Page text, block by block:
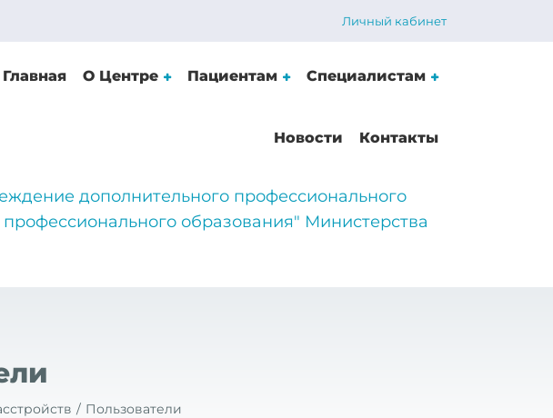
Личный кабинет
Главная О Центре Пациентам Специалистам
Новости Контакты
дополнительного профессионального
образования" Министерства
Пользователи